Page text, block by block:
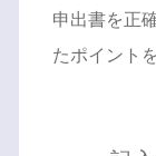
申出書を正
たポイント